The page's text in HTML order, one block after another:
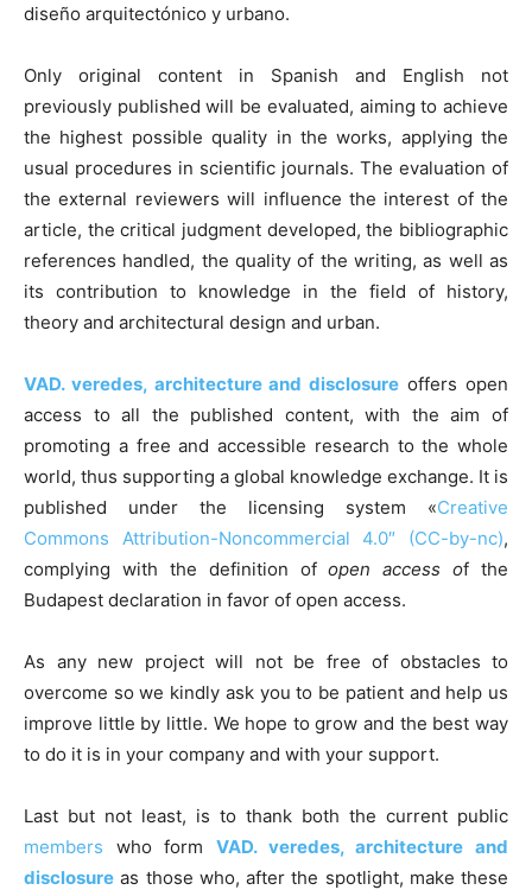
diseño arquitectónico y urbano.
Only original content in Spanish and English not
previously published will be evaluated, aiming to achieve
the highest possible quality in the works, applying the
usual procedures in scientific journals. The evaluation of
the external reviewers will influence the interest of the
article, the critical judgment developed, the bibliographic
references handled, the quality of the writing, as well as
its contribution to knowledge in the field of history,
theory and architectural design and urban.
VAD. veredes, architecture and disclosure offers open
access to all the published content, with the aim of
promoting a free and accessible research to the whole
world, thus supporting a global knowledge exchange. It is
published under the licensing system «Creative
Commons Attribution-Noncommercial 4.0″ (CC-by-nc),
complying with the definition ofopen access of the
Budapest declaration in favor of open access.
As any new project will not be free of obstacles to
overcome so we kindly ask you to be patient and help us
improve little by little. We hope to grow and the best way
to do it is in your company and with your support.
Last but not least, is to thank both the current public
members who form VAD. veredes, architecture and
disclosure as those who, after the spotlight, make these